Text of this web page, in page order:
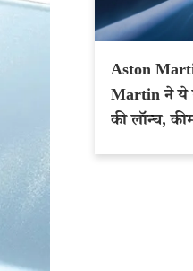
Aston Martin
Martin ने ये
की लॉन्च,